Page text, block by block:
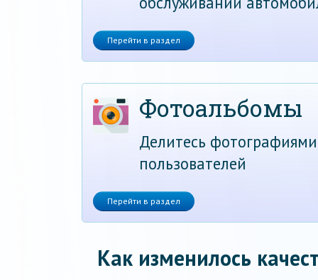
Перейти в раздел
Фотоальбомы
Делитесь
пользователей
Перейти в раздел
Как изменилось